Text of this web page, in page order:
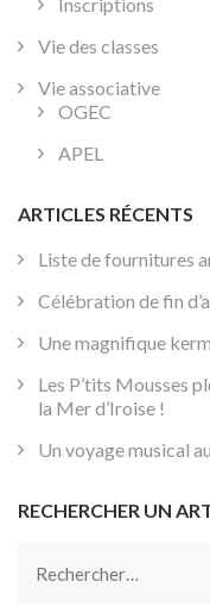
Vie des classes
Vie associative
OGEC
APEL
ARTICLES RÉCENTS
Liste de fournitures
Célébration de fin
Une magnifique
Les P’tits Mousses
la Mer d’Iroise !
Un voyage musical
RECHERCHER UN
Rechercher :